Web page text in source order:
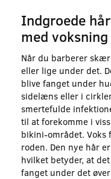
Indgroede
med voksning
Når du barberer
eller lige under det.
blive fanget under
sidelæns eller i
smertefulde
til at forekomme i
bikini-området. Voks
roden. Den nye hår
hvilket betyder, at
fanget under det